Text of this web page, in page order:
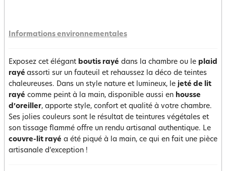
Informations environnementales
Exposez cet élégant boutis rayé dans la chambre ou le plaid
rayé assorti sur un fauteuil et rehaussez la déco de teintes
chaleureuses. Dans un style nature et lumineux, le jeté de lit
rayé comme peint à la main, disponible aussi en housse
d’oreiller, apporte style, confort et qualité à votre chambre.
Ses jolies couleurs sont le résultat de teintures végétales et
son tissage flammé offre un rendu artisanal authentique. Le
couvre-lit rayé a été piqué à la main, ce qui en fait une pièce
artisanale d’exception !